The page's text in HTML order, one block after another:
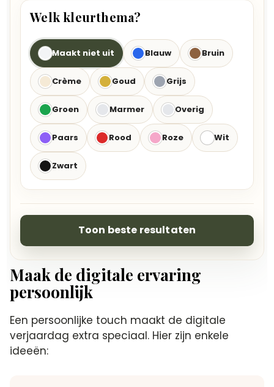
Welk kleurthema?
Maakt niet uit Blauw Bruin
Crème Goud Grijs
Groen Marmer Overig
Paars Rood Roze Wit
Zwart
Toon beste resultaten
Maak de digitale ervaring
persoonlijk
Een persoonlijke touch maakt de digitale
verjaardag extra speciaal.​ Hier zijn enkele
ideeën: